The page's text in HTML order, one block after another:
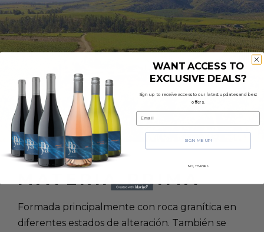
MATERIA PRIMA
Formada principalmente con roca granítica en
diferentes estados de alteración. También se
WANT ACCESS TO
EXCLUSIVE DEALS?
Sign up to receive access to our latest updates and best
offers.
Email
SIGN ME UP!
NO, THANKS